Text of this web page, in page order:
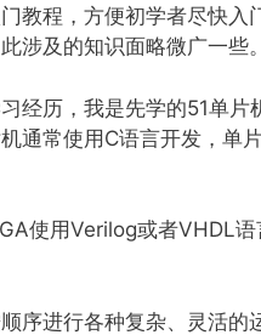
教程，方便初学者尽快入
涉及的知识面略微广一些
经历，我是先学的51单
通常使用C语言开发，单
使用Verilog或者VHDL
序进行各种复杂、灵活的